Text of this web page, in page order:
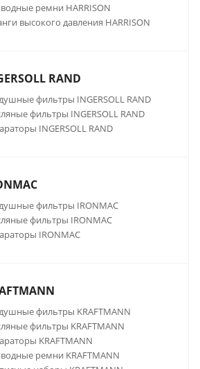
ремни HARRISON
высокого давления HARRISON
RAND
фильтры INGERSOLL RAND
фильтры INGERSOLL RAND
INGERSOLL RAND
фильтры IRONMAC
фильтры IRONMAC
IRONMAC
фильтры KRAFTMANN
фильтры KRAFTMANN
KRAFTMANN
ремни KRAFTMANN